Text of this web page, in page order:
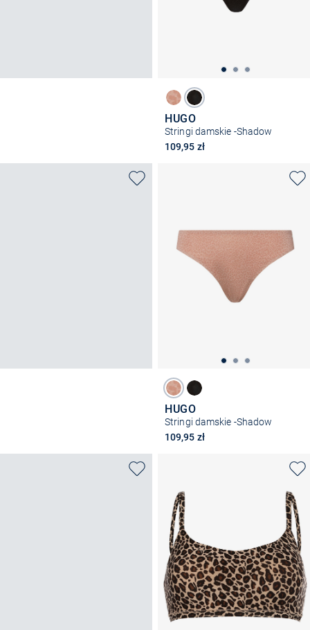
HUGO
Stringi damskie -Shadow
109,95 zł
HUGO
Stringi damskie -Shadow
109,95 zł